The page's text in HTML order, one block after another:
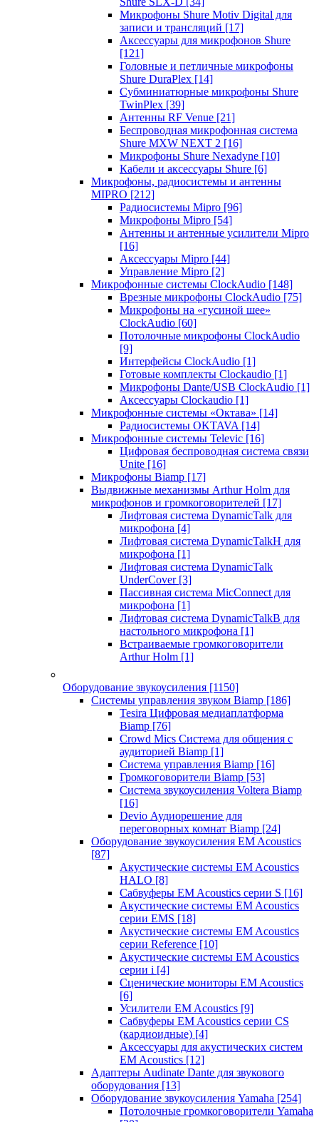
Микрофоны Shure Motiv Digital для
записи и трансляций [17]
Аксессуары для микрофонов Shure
[121]
Головные и петличные микрофоны
Shure DuraPlex [14]
Субминиатюрные микрофоны Shure
TwinPlex [39]
Антенны RF Venue [21]
Беспроводная микрофонная система
Shure MXW NEXT 2 [16]
Микрофоны Shure Nexadyne [10]
Кабели и аксессуары Shure [6]
Микрофоны, радиосистемы и антенны
MIPRO [212]
Радиосистемы Mipro [96]
Микрофоны Mipro [54]
Антенны и антенные усилители Mipro
[16]
Аксессуары Mipro [44]
Управление Mipro [2]
Микрофонные системы ClockAudio [148]
Врезные микрофоны ClockAudio [75]
Микрофоны на «гусиной шее»
ClockAudio [60]
Потолочные микрофоны ClockAudio
[9]
Интерфейсы ClockAudio [1]
Готовые комплекты Clockaudio [1]
Микрофоны Dante/USB ClockAudio [1]
Аксессуары Clockaudio [1]
Микрофонные системы «Октава» [14]
Радиосистемы OKTAVA [14]
Микрофонные системы Televic [16]
Цифровая беспроводная система связи
Unite [16]
Микрофоны Biamp [17]
Выдвижные механизмы Arthur Holm для
микрофонов и громкоговорителей [17]
Лифтовая система DynamicTalk для
микрофона [4]
Лифтовая система DynamicTalkH для
микрофона [1]
Лифтовая система DynamicTalk
UnderCover [3]
Пассивная система MicConnect для
микрофона [1]
Лифтовая система DynamicTalkB для
настольного микрофона [1]
Встраиваемые громкоговорители
Arthur Holm [1]
Оборудование звукоусиления [1150]
Системы управления звуком Biamp [186]
Tesira Цифровая медиаплатформа
Biamp [76]
Crowd Mics Система для общения с
аудиторией Biamp [1]
Система управления Biamp [16]
Громкоговорители Biamp [53]
Система звукоусиления Voltera Biamp
[16]
Devio Аудиорешение для
переговорных комнат Biamp [24]
Оборудование звукоусиления EM Acoustics
[87]
Акустические системы EM Acoustics
HALO [8]
Сабвуферы EM Acoustics серии S [16]
Акустические системы EM Acoustics
серии EMS [18]
Акустические системы EM Acoustics
серии Reference [10]
Акустические системы EM Acoustics
серии i [4]
Сценические мониторы EM Acoustics
[6]
Усилители EM Acoustics [9]
Сабвуферы EM Acoustics серии CS
(кардиоидные) [4]
Аксессуары для акустических систем
EM Acoustics [12]
Адаптеры Audinate Dante для звукового
оборудования [13]
Оборудование звукоусиления Yamaha [254]
Потолочные громкоговорители Yamaha